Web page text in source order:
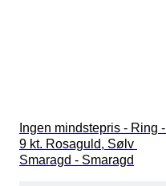
Ingen mindstepris - Ring -
9 kt. Rosaguld, Sølv
Smaragd - Smaragd